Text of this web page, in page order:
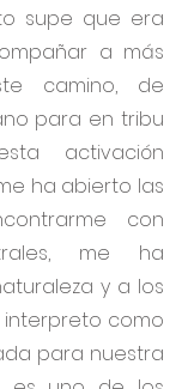
supe que era
a más
camino, de
para en tribu
activación
ha abierto las
con
me ha
y a los
interpreto como
para nuestra